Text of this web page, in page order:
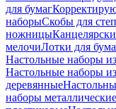
для бумаг
наборыСкобы для
ножницы
мелочиЛотки для
Настольные наборы
Настольные наборы
деревянные
наборы металлические